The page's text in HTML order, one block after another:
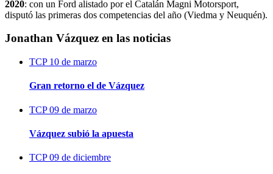
2020: con un Ford alistado por el Catalán Magni Motorsport,
disputó las primeras dos competencias del año (Viedma y Neuquén).
Jonathan Vázquez en las noticias
TCP10 de marzo
Gran retorno el de Vázquez
TCP09 de marzo
Vázquez subió la apuesta
TCP09 de diciembre